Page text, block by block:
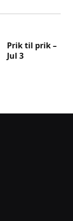
Prik til prik –
Jul 3